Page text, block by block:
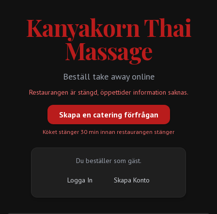
Kanyakorn Thai
Massage
Beställ take away online
Restaurangen är stängd, öppettider information saknas.
Skapa en catering förfrågan
Köket stänger 30 min innan restaurangen stänger
Du beställer som gäst.
Logga In Skapa Konto